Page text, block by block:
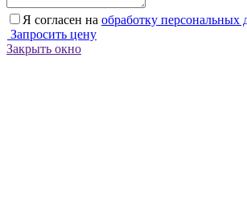
Я согласен на обработку персональных
Запросить цену
Закрыть окно